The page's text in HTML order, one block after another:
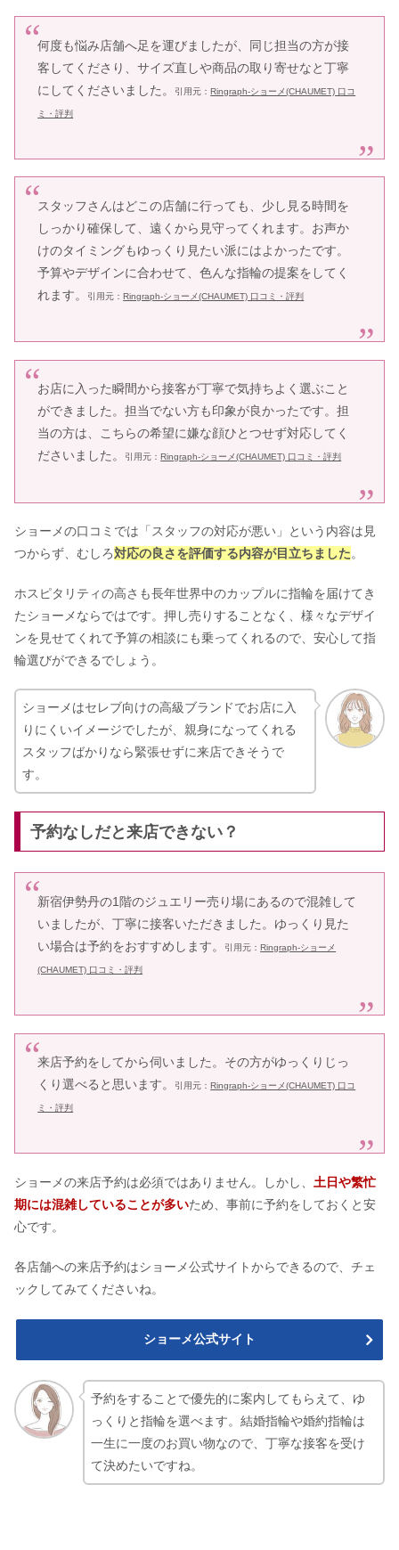
何度も悩み店舗へ足を運びましたが、同じ担当の方が接
客してくださり、サイズ直しや商品の取り寄せなと丁寧
にしてくださいました。
引用元：Ringraph-ショーメ(CHAUMET) 口コ
ミ・評判
スタッフさんはどこの店舗に行っても、少し見る時間を
しっかり確保して、遠くから見守ってくれます。お声か
けのタイミングもゆっくり見たい派にはよかったです。
予算やデザインに合わせて、色んな指輪の提案をしてく
れます。
引用元：Ringraph-ショーメ(CHAUMET) 口コミ・評判
お店に入った瞬間から接客が丁寧で気持ちよく選ぶこと
ができました。担当でない方も印象が良かったです。担
当の方は、こちらの希望に嫌な顔ひとつせず対応してく
ださいました。
引用元：Ringraph-ショーメ(CHAUMET) 口コミ・評判
ショーメの口コミでは「スタッフの対応が悪い」という内容は見
つからず、むしろ対応の良さを評価する内容が目立ちました。
ホスピタリティの高さも長年世界中のカップルに指輪を届けてき
たショーメならではです。押し売りすることなく、様々なデザイ
ンを見せてくれて予算の相談にも乗ってくれるので、安心して指
輪選びができるでしょう。
ショーメはセレブ向けの高級ブランドでお店に入
りにくいイメージでしたが、親身になってくれる
スタッフばかりなら緊張せずに来店できそうで
す。
予約なしだと来店できない？
新宿伊勢丹の1階のジュエリー売り場にあるので混雑して
いましたが、丁寧に接客いただきました。ゆっくり見た
い場合は予約をおすすめします。
引用元：Ringraph-ショーメ
(CHAUMET) 口コミ・評判
来店予約をしてから伺いました。その方がゆっくりじっ
くり選べると思います。
引用元：Ringraph-ショーメ(CHAUMET) 口コ
ミ・評判
ショーメの来店予約は必須ではありません。しかし、 土日や繁忙
期には混雑していることが多いため、事前に予約をしておくと安
心です。
各店舗への来店予約はショーメ公式サイトからできるので、チェ
ックしてみてくださいね。
ショーメ公式サイト
予約をすることで優先的に案内してもらえて、ゆ
っくりと指輪を選べます。結婚指輪や婚約指輪は
一生に一度のお買い物なので、丁寧な接客を受け
て決めたいですね。